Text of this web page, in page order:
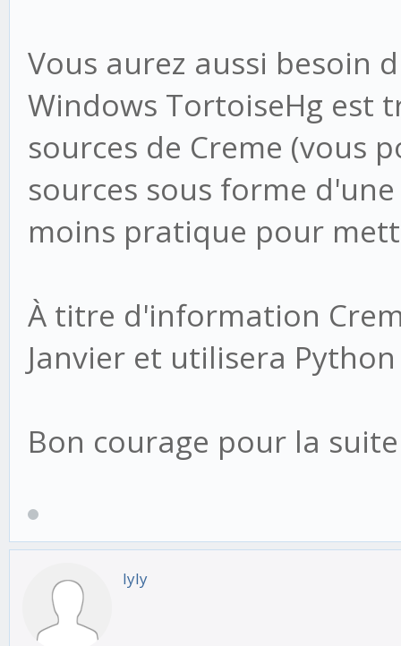
Vous aurez aussi besoin
Windows TortoiseHg est
sources de Creme (vous
sources sous forme
moins pratique pour
À titre d'information
Janvier et utilisera Python
Bon courage pour la
lyly